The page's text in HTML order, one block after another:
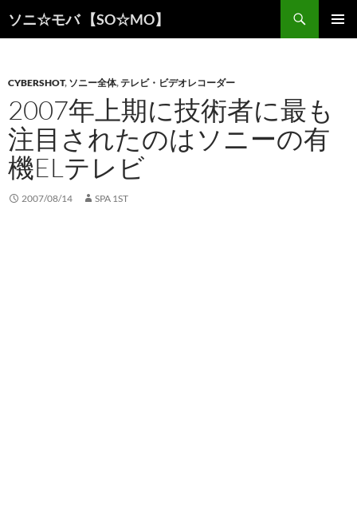
ソニ☆モバ 【SO☆MO】
索
ン
ツ
へ
ス
キ
ッ
プ
CYBERSHOT, ソニー全体,テレビ・ビデオレコーダー
2007年上期に技術者に最も
注目されたのはソニーの有
機ELテレビ
2007/08/14 SPA 1ST